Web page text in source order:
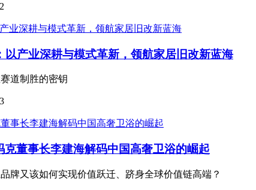
以产业深耕与模式革新，领航家居旧改新蓝海
道制胜的密钥
董事长李建海解码中国高奢卫浴的崛起
牌又该如何实现价值跃迁、跻身全球价值链高端？